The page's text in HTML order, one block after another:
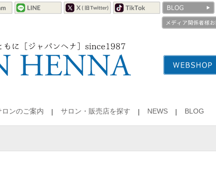
ロンのご案内 サロン・販売店を探す NEWS BLOG